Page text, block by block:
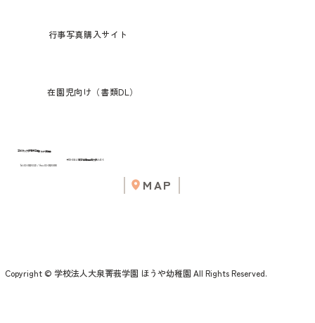
行事写真購入サイト
在園児向け（書類DL）
学校法人大泉菁莪学園ほうや幼稚園
〒178-0064 東京都練馬区南大泉4-45-5
Tel:03-3922-3323 / Fax:03-3922-3890
MAP
Copyright © 学校法人大泉菁莪学園 ほうや幼稚園 All Rights Reserved.